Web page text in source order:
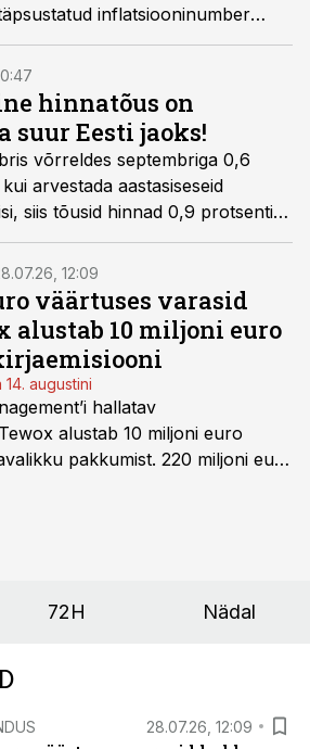
inflatsiooninumber
4,1%.
hinnatõus on
Eesti jaoks!
võrreldes septembriga 0,6
arvestada aastasiseseid
siis tõusid hinnad 0,9 protsenti,
hindu aasta varasemaga 4,1
on tõstetud 2,3 protsendi
7,1 protsendi ulatuses.
12:09
väärtuses varasid
alustab 10 miljoni euro
augustini
hallatav
alustab 10 miljoni euro
pakkumist. 220 miljoni euro
72H Nädal
28.07.26, 12:09